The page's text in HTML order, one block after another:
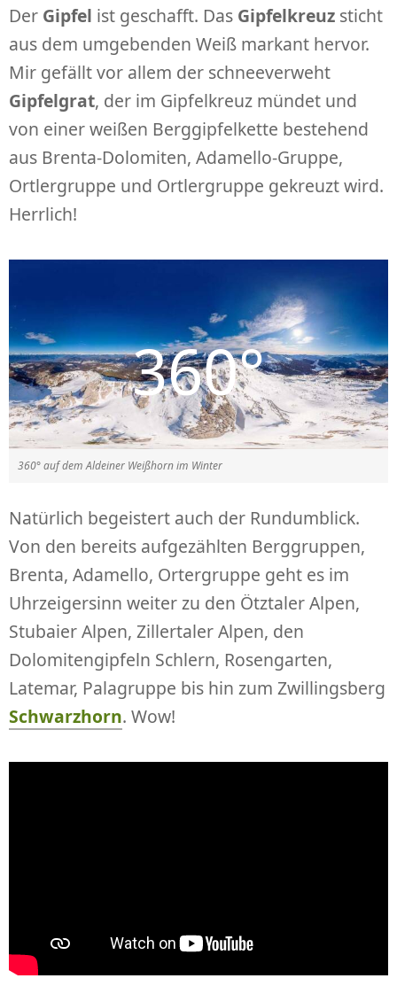
Der Gipfel ist geschafft. Das Gipfelkreuz sticht
aus dem umgebenden Weiß markant hervor.
Mir gefällt vor allem der schneeverweht
Gipfelgrat, der im Gipfelkreuz mündet und
von einer weißen Berggipfelkette bestehend
aus Brenta-Dolomiten, Adamello-Gruppe,
Ortlergruppe und Ortlergruppe gekreuzt wird.
Herrlich!
360° auf dem Aldeiner Weißhorn im Winter
Natürlich begeistert auch der Rundumblick.
Von den bereits aufgezählten Berggruppen,
Brenta, Adamello, Ortergruppe geht es im
Uhrzeigersinn weiter zu den Ötztaler Alpen,
Stubaier Alpen, Zillertaler Alpen, den
Dolomitengipfeln Schlern, Rosengarten,
Latemar, Palagruppe bis hin zum Zwillingsberg
Schwarzhorn. Wow!